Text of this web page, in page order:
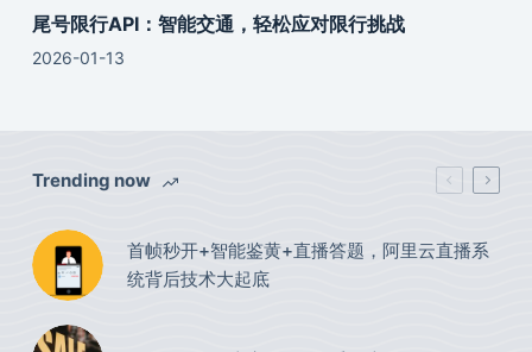
尾号限行API：智能交通，轻松应对限行挑战
2026-01-13
Trending now
首帧秒开+智能鉴黄+直播答题，阿里云直播系
统背后技术大起底